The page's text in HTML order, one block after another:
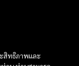
สิทธิภาพและ